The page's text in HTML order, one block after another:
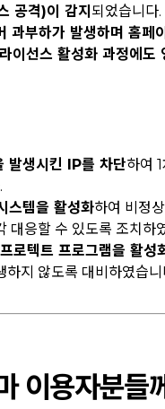
공격)이 감지 되었습니다.
과부하가 발생하며 홈페
이선스 활성화 과정에도
발생시킨 IP를 차단하여
스템을 활성화하여 비정
대응할 수 있도록 조치하
로텍트 프로그램을 활성
하지 않도록 대비하였습니
이용자분들